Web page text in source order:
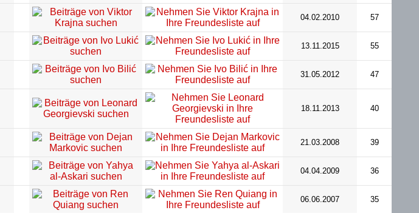
04.02.2010 57
13.11.2015 55
31.05.2012 47
18.11.2013 40
21.03.2008 39
04.04.2009 36
06.06.2007 35